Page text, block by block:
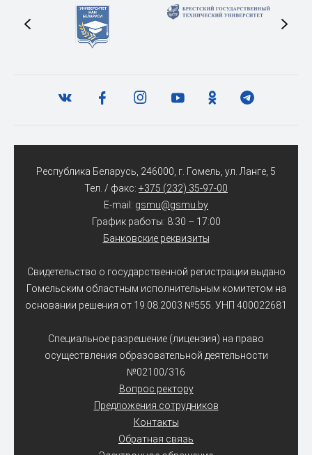
Республика Беларусь, 246000, г. Гомель, ул. Ланге, 5
Тел. / факс: +375 (232) 35-97-00
E-mail: gsmu@gsmu.by
График работы: 8:30 – 17:00
Банковские реквизиты
Свидетельство о государственной регистрации выдано
Гомельским областным исполнительным комитетом на
основании решения от 19.08.2003 №555. УНП 400022681
Специальное разрешение (лицензия) на право
осуществления образовательной деятельности
№02100/316
Вопрос ректору
Предложения сотрудников
Контакты
Обратная связь